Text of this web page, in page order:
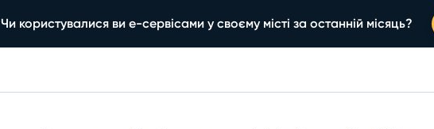
Чи користувалися ви е-сервісами у своєму місті за останній місяць?